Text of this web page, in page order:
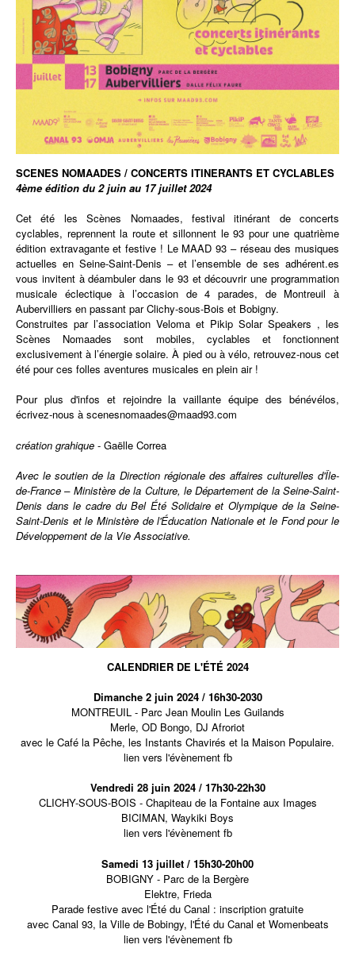
SCENES NOMAADES / CONCERTS ITINERANTS ET CYCLABLES
4ème édition du 2 juin au 17 juillet 2024
Cet été les Scènes Nomaades, festival itinérant de concerts
cyclables, reprennent la route et sillonnent le 93 pour une quatrième
édition extravagante et festive ! Le MAAD 93 – réseau des musiques
actuelles en Seine-Saint-Denis – et l’ensemble de ses adhérent.es
vous invitent à déambuler dans le 93 et découvrir une programmation
musicale éclectique à l’occasion de 4 parades, de Montreuil à
Aubervilliers en passant par Clichy-sous-Bois et Bobigny.
Construites par l’association Veloma et Pikip Solar Speakers , les
Scènes Nomaades sont mobiles, cyclables et fonctionnent
exclusivement à l’énergie solaire. À pied ou à vélo, retrouvez-nous cet
été pour ces folles aventures musicales en plein air !
Pour plus d'infos et rejoindre la vaillante équipe des bénévélos,
écrivez-nous à scenesnomaades@maad93.com
création grahique - Gaëlle Correa
Avec le soutien de la Direction régionale des affaires culturelles d'Île-
de-France – Ministère de la Culture, le Département de la Seine-Saint-
Denis dans le cadre duBel Été Solidaire et Olympique de la Seine-
Saint-Denis et le Ministère de l'Éducation Nationale et le Fond pour le
Développement de la Vie Associative.
CALENDRIER DE L'ÉTÉ 2024
Dimanche 2 juin 2024 / 16h30-2030
MONTREUIL - Parc Jean Moulin Les Guilands
Merle, OD Bongo, DJ Afroriot
avec le Café la Pêche, les Instants Chavirés et la Maison Populaire.
lien vers l'évènement fb
Vendredi 28 juin 2024 / 17h30-22h30
CLICHY-SOUS-BOIS - Chapiteau de la Fontaine aux Images
BICIMAN, Waykiki Boys
lien vers l'évènement fb
Samedi 13 juillet / 15h30-20h00
BOBIGNY - Parc de la Bergère
Elektre, Frieda
Parade festive avec l'Été du Canal : inscription gratuite
avec Canal 93, la Ville de Bobingy, l'Été du Canal et Womenbeats
lien vers l'évènement fb